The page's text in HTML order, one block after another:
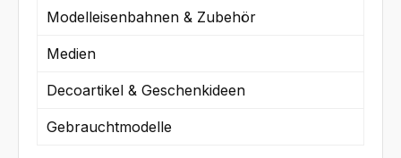
Modelleisenbahnen & Zubehör
Medien
Decoartikel & Geschenkideen
Gebrauchtmodelle